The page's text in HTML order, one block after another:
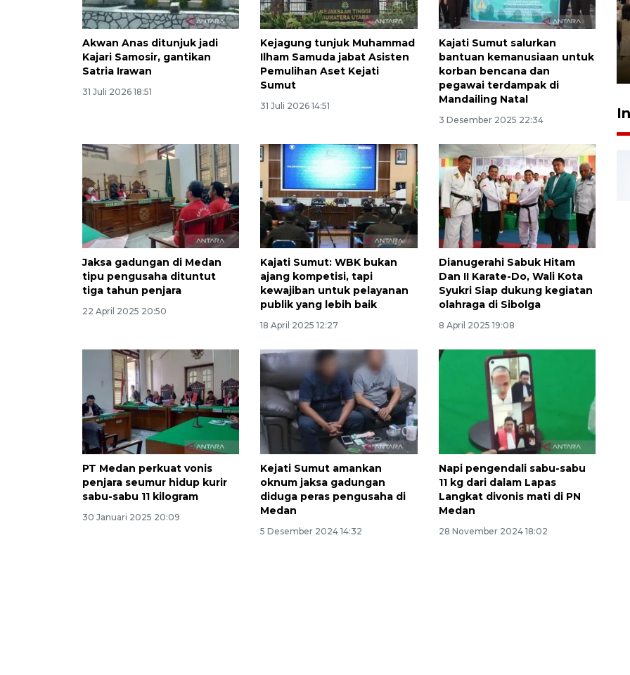
Akwan Anas ditunjuk jadi
Kajari Samosir, gantikan
Satria Irawan
31 Juli 2026 18:51
Kejagung tunjuk Muhammad
Ilham Samuda jabat Asisten
Pemulihan Aset Kejati
Sumut
31 Juli 2026 14:51
Kajati Sumut salurkan
bantuan kemanusiaan untuk
korban bencana dan
pegawai terdampak di
Mandailing Natal
3 Desember 2025 22:34
Jaksa gadungan di Medan
tipu pengusaha dituntut
tiga tahun penjara
22 April 2025 20:50
Kajati Sumut: WBK bukan
ajang kompetisi, tapi
kewajiban untuk pelayanan
publik yang lebih baik
18 April 2025 12:27
Dianugerahi Sabuk Hitam
Dan II Karate-Do, Wali Kota
Syukri Siap dukung kegiatan
olahraga di Sibolga
8 April 2025 19:08
PT Medan perkuat vonis
penjara seumur hidup kurir
sabu-sabu 11 kilogram
30 Januari 2025 20:09
Kejati Sumut amankan
oknum jaksa gadungan
diduga peras pengusaha di
Medan
5 Desember 2024 14:32
Napi pengendali sabu-sabu
11 kg dari dalam Lapas
Langkat divonis mati di PN
Medan
28 November 2024 18:02
Kodam I Bukit Barisan
luncurkan program Kodam
Berhaji
27 Juli 2026 20:00